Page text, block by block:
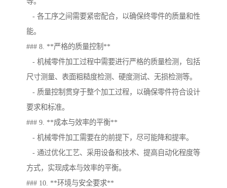
- 各工序之间需要紧密配合，以确保终零件的质量和性
能。
### 8. **严格的质量控制**
- 机械零件加工过程中需要进行严格的质量检测，包括
尺寸测量、表面粗糙度检测、硬度测试、无损检测等。
- 质量控制贯穿于整个加工过程，以确保零件符合设计
要求和标准。
### 9. **成本与效率的平衡**
- 机械零件加工需要在的前提下，尽可能降和提率。
- 通过优化工艺、采用设备和技术、提高自动化程度等
方式，实现成本与效率的平衡。
### 10. **环境与安全要求**